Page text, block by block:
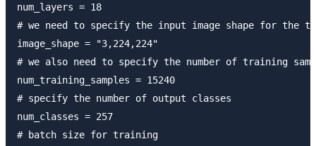
num_layers = 18
# we need to specify the input image shape for the
image_shape = "3,224,224"
# we also need to specify the number of training
num_training_samples = 15240
# specify the number of output classes
num_classes = 257
# batch size for training